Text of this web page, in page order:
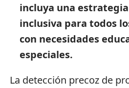
incluya una
inclusiva para todos
con necesidades
especiales.
La detección precoz de